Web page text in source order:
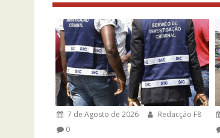
7 de Agosto de 2026
Redacção F8
0